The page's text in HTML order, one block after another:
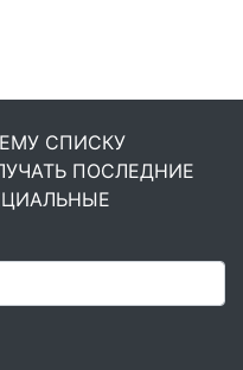
СПИСКУ
ПОСЛЕДНИЕ